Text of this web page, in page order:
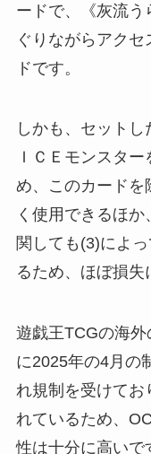
ードで、《灰流う
ぐりながらアク
ドです。
しかも、セット
ＩＣＥモンスタ
め、このカードを
く使用できるほ
関しても(3)によ
るため、ほぼ損失
遊戯王TCGの海
に2025年の4月の
れ規制を受けてお
れているため、
性は十分に高いで